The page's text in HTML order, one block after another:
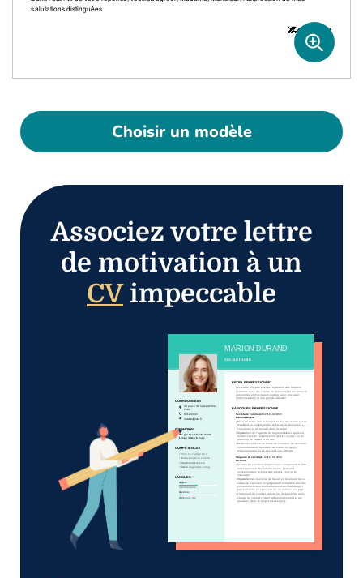
Choisir un modèle
Associez votre lettre
de motivation à un
CVimpeccable